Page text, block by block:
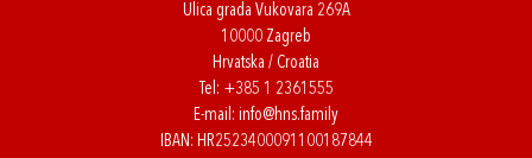
Ulica grada Vukovara 269A
10000 Zagreb
Hrvatska / Croatia
Tel: +385 1 2361555
E-mail: info@hns.family
IBAN: HR2523400091100187844